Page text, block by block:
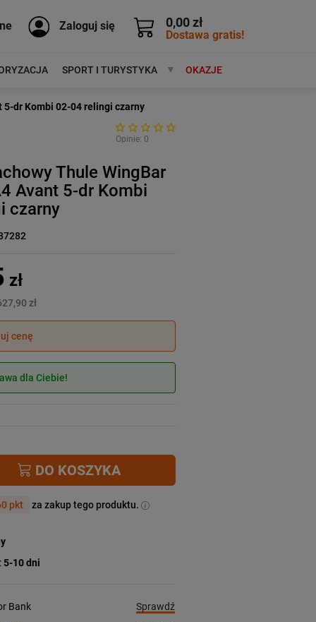
0,00 zł
Dostawa gratis!
Zaloguj się
SPORT I TURYSTYKA MARKIOKAZJE
5-dr Kombi 02-04 relingi czarny
Opinie: 0
Thule WingBar
Avant 5-dr Kombi
czarny
zł
zł
cenę
dla Ciebie!
DO KOSZYKA
pkt za zakup tego produktu.
5-10 dni
Bank
Sprawdź